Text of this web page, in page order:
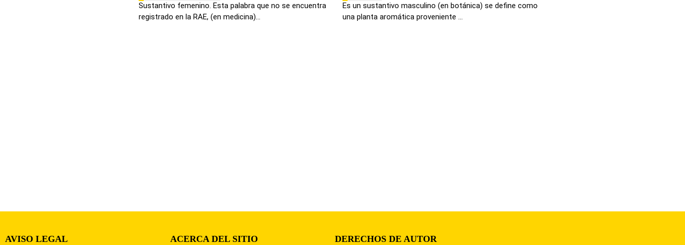
Sustantivo femenino. Esta palabra que no se encuentra
registrado en la RAE, (en medicina)...
Es un sustantivo masculino (en botánica) se define como
una planta aromática proveniente ...
AVISO LEGAL ACERCA DEL SITIO DERECHOS DE AUTOR